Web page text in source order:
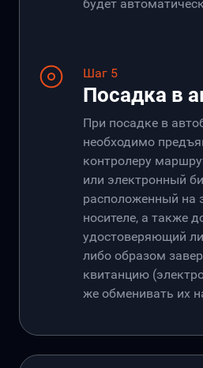
будет
Шаг 5
Посадка в
При посадке в
необходимо
контролеру
или электронный
расположенный на
носителе, а также
удостоверяющий
либо образом
квитанцию
же обменивать их